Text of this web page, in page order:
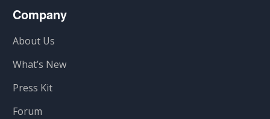
Company
About Us
What’s New
Press Kit
Forum